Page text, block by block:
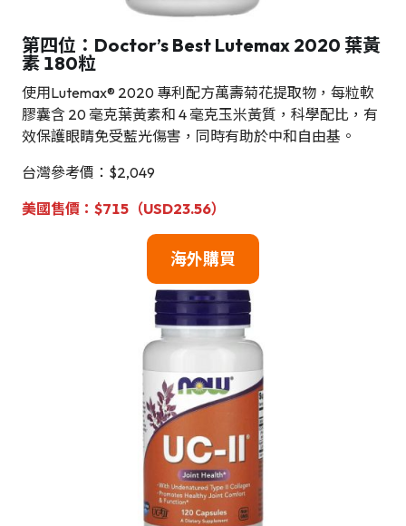
第四位：Doctor’s Best Lutemax 2020 葉黃
素 180粒
使用Lutemax® 2020 專利配方萬壽菊花提取物，每粒軟
膠囊含 20 毫克葉黃素和 4 毫克玉米黃質，科學配比，有
效保護眼睛免受藍光傷害，同時有助於中和自由基。
台灣參考價：$2,049
美國 售價：$715（USD23.56）
海外購買